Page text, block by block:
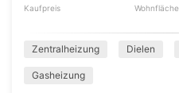
Kaufpreis Wohnfläche
Zentralheizung Dielen
Gasheizung